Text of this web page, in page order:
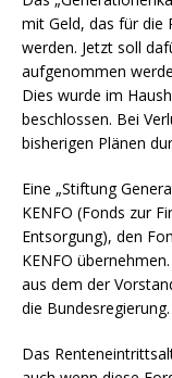
mit Geld, das für die
werden. Jetzt soll
aufgenommen
Dies wurde im
beschlossen. Bei
bisherigen Plänen
Eine „Stiftung
KENFO (Fonds zur
Entsorgung), den
KENFO
aus dem der
die Bundesregierung.
Das